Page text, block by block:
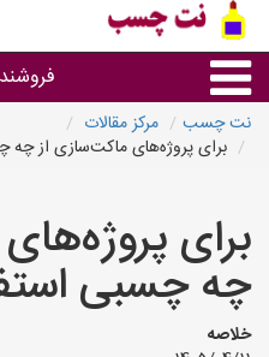
نت چسب
مرکز مقالات
برای پروژه‌های ماکت‌سازی از چه
برای
چه چسبی
خلاصه